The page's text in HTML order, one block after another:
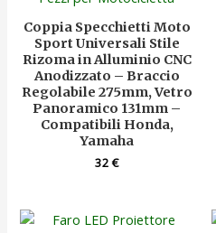
Coppia Specchietti Moto
Sport Universali Stile
Rizoma in Alluminio CNC
Anodizzato – Braccio
Regolabile 275mm, Vetro
Panoramico 131mm –
Compatibili Honda,
Yamaha
32€